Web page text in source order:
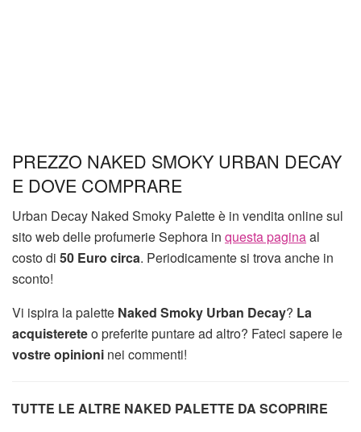
PREZZO NAKED SMOKY URBAN DECAY
E DOVE COMPRARE
Urban Decay Naked Smoky Palette è in vendita online sul
sito web delle profumerie Sephora in questa paginaal
costo di 50 Euro circa. Periodicamente si trova anche in
sconto!
Vi ispira la palette Naked Smoky Urban Decay? La
acquistereteo preferite puntare ad altro? Fateci sapere le
vostre opinioni nei commenti!
TUTTE LE ALTRE NAKED PALETTE DA SCOPRIRE